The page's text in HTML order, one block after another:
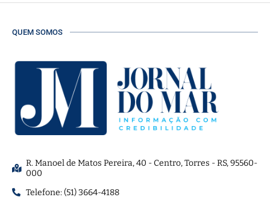
QUEM SOMOS
R. Manoel de Matos Pereira, 40 - Centro, Torres - RS, 95560-
000
Telefone: (51) 3664-4188